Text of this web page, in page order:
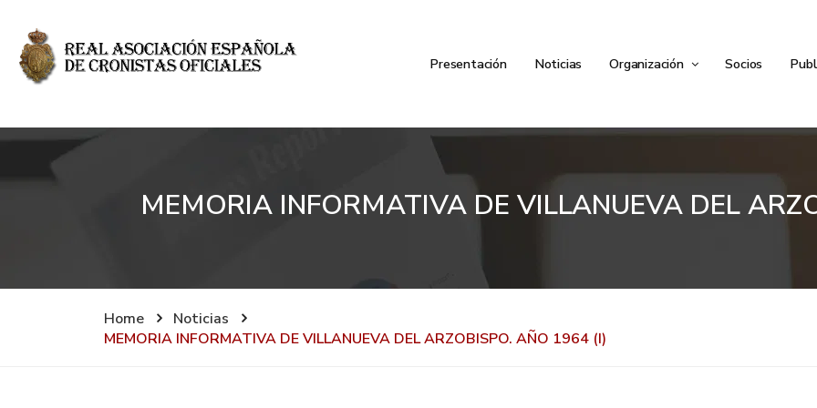
Presentación Noticias Organización Socios
MEMORIA INFORMATIVA DE VILLANUEVA DEL
Home
Noticias
MEMORIA INFORMATIVA DE VILLANUEVA DEL ARZOBISPO. AÑO 1964 (I)